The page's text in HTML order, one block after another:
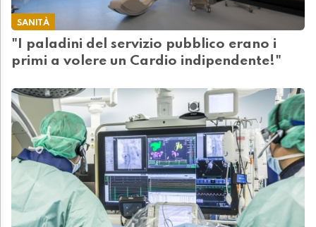
SANITÀ
"I paladini del servizio pubblico erano i
primi a volere un Cardio indipendente!"